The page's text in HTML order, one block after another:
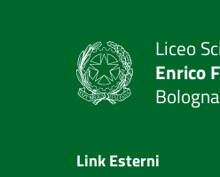
Liceo
Enrico
Bologna
Link Esterni